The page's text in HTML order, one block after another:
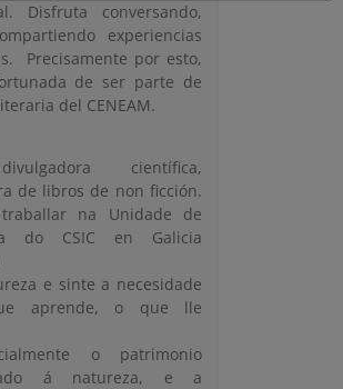
Disfruta conversando,
experiencias
Precisamente por esto,
de ser parte de
del CENEAM.
científica,
de libros de non ficción.
na Unidade de
do CSIC en Galicia
e sinte a necesidade
aprende, o que lle
o patrimonio
á natureza, e a